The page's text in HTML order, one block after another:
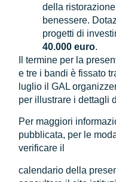
della
benessere.
progetti di
40.000 euro.
Il termine per la
e tre i bandi è fissato
luglio il GAL
per illustrare i dettagli
Per maggiori
pubblicata, per le
verificare il
calendario della